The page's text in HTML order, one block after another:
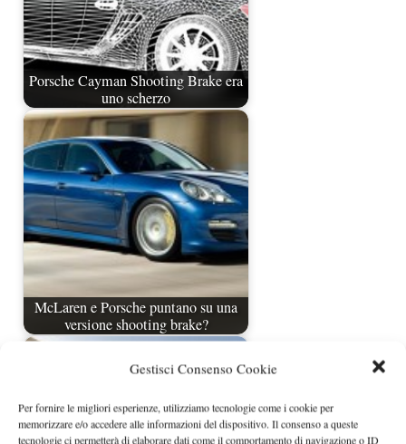
Gestisci Consenso Cookie
Per fornire le migliori esperienze, utilizziamo tecnologie come i cookie per
memorizzare e/o accedere alle informazioni del dispositivo. Il consenso a queste
tecnologie ci permetterà di elaborare dati come il comportamento di navigazione o ID
Porsche Cayman Shooting Brake era
uno scherzo
McLaren e Porsche puntano su una
versione shooting brake?